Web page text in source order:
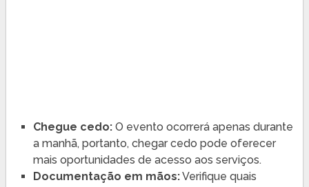
Chegue cedo:O evento ocorrerá apenas durante
a manhã, portanto, chegar cedo pode oferecer
mais oportunidades de acesso aos serviços.
Documentação em mãos:Verifique quais